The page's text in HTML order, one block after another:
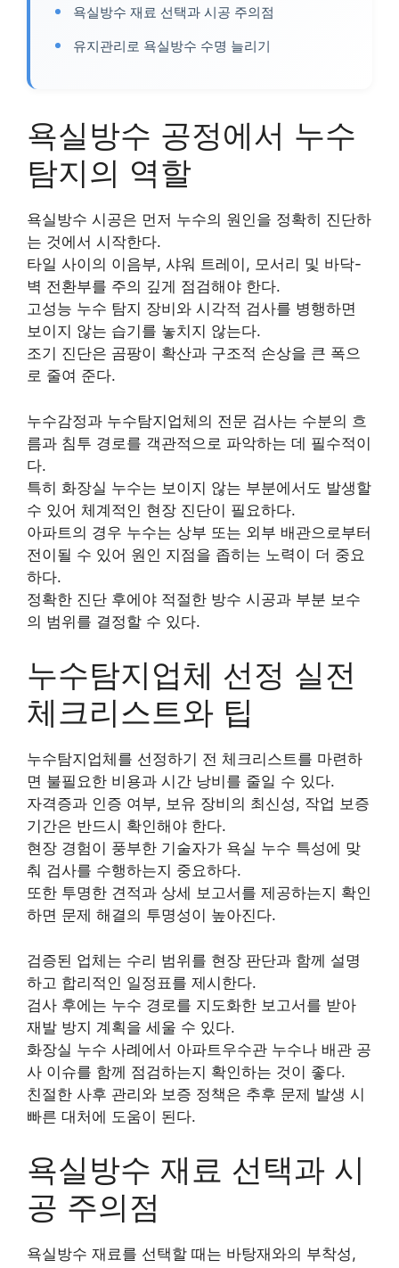
욕실방수 재료 선택과 시공 주의점
유지관리로 욕실방수 수명 늘리기
욕실방수 공정에서 누수
탐지의 역할
욕실방수 시공은 먼저 누수의 원인을 정확히 진단하
는 것에서 시작한다.
타일 사이의 이음부, 샤워 트레이, 모서리 및 바닥-
벽 전환부를 주의 깊게 점검해야 한다.
고성능 누수 탐지 장비와 시각적 검사를 병행하면
보이지 않는 습기를 놓치지 않는다.
조기 진단은 곰팡이 확산과 구조적 손상을 큰 폭으
로 줄여 준다.
누수감정과 누수탐지업체의 전문 검사는 수분의 흐
름과 침투 경로를 객관적으로 파악하는 데 필수적이
다.
특히 화장실 누수는 보이지 않는 부분에서도 발생할
수 있어 체계적인 현장 진단이 필요하다.
아파트의 경우 누수는 상부 또는 외부 배관으로부터
전이될 수 있어 원인 지점을 좁히는 노력이 더 중요
하다.
정확한 진단 후에야 적절한 방수 시공과 부분 보수
의 범위를 결정할 수 있다.
누수탐지업체 선정 실전
체크리스트와 팁
누수탐지업체를 선정하기 전 체크리스트를 마련하
면 불필요한 비용과 시간 낭비를 줄일 수 있다.
자격증과 인증 여부, 보유 장비의 최신성, 작업 보증
기간은 반드시 확인해야 한다.
현장 경험이 풍부한 기술자가 욕실 누수 특성에 맞
춰 검사를 수행하는지 중요하다.
또한 투명한 견적과 상세 보고서를 제공하는지 확인
하면 문제 해결의 투명성이 높아진다.
검증된 업체는 수리 범위를 현장 판단과 함께 설명
하고 합리적인 일정표를 제시한다.
검사 후에는 누수 경로를 지도화한 보고서를 받아
재발 방지 계획을 세울 수 있다.
화장실 누수 사례에서 아파트우수관 누수나 배관 공
사 이슈를 함께 점검하는지 확인하는 것이 좋다.
친절한 사후 관리와 보증 정책은 추후 문제 발생 시
빠른 대처에 도움이 된다.
욕실방수 재료 선택과 시
공 주의점
욕실방수 재료를 선택할 때는 바탕재와의 부착성,